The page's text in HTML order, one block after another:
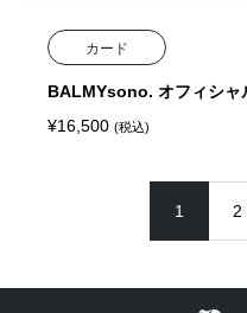
カード
BALMYsono. オフィシャ
¥16,500 (税込)
1 2